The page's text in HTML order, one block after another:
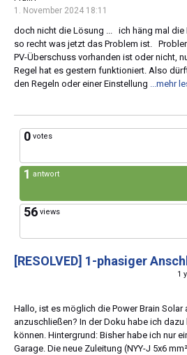
1. November 2024 18:11
doch nicht die Lösung ... ich häng mal die
so recht was jetzt das Problem ist.
PV-Überschuss vorhanden ist oder nicht,
Regel hat es gestern funktioniert. Also
den Regeln oder einer Einstellung ...mehr
0 votes
1 antwort
56 views
[RESOLVED] 1-phasiger
1
Hallo, ist es möglich die Power Brain Solar
anzuschließen? In der Doku habe ich
können. Hintergrund: Bisher habe ich nur
Garage. Die neue Zuleitung (NYY-J 5x6